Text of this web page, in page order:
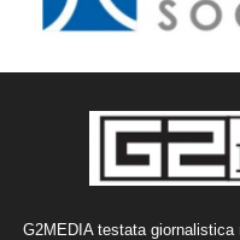
G2MEDIA testata giornalistica